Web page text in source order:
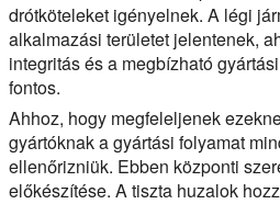
drótköteleket igényelnek. A légi
alkalmazási területet jelentenek,
integritás és a megbízható
fontos.
Ahhoz, hogy megfeleljenek
gyártóknak a gyártási folyamat
ellenőrizniük. Ebben központi
előkészítése. A tiszta huzalok